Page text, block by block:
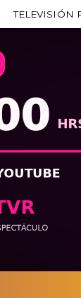
TELEVISIÓN